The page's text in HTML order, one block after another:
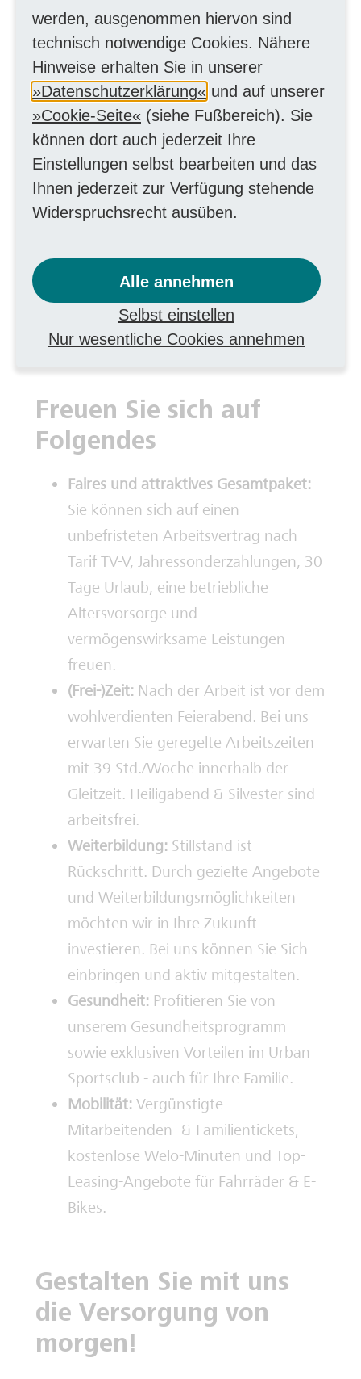
Verfahrensanweisungen sind von
Vorteil.
Kompetenzprofil:Sie arbeiten
eigenverantwortlich, strukturiert und
mit einem hohen Maß an Teamgeist.
Ihre Kommunikationsfähigkeit,
Verantwortungsbereitschaft und Ihre
selbständige Arbeitsweise zeichnen
Mobilität:Sie besitzen den
Führerschein der Klasse B und sind
bereit perspektivisch in der
Rufbereitschaft mitzuwirken.
Freuen Sie sich auf
Folgendes
Faires und attraktives Gesamtpaket:
Sie können sich auf einen
unbefristeten Arbeitsvertrag nach
Tarif TV-V, Jahressonderzahlungen, 30
Tage Urlaub, eine betriebliche
Altersvorsorge und
vermögenswirksame Leistungen
freuen.
(Frei-)Zeit: Nach der Arbeit ist vor dem
wohlverdienten Feierabend. Bei uns
erwarten Sie geregelte Arbeitszeiten
mit 39 Std./Woche innerhalb der
Gleitzeit. Heiligabend & Silvester sind
arbeitsfrei.
Weiterbildung: Stillstand ist
Rückschritt. Durch gezielte Angebote
und Weiterbildungsmöglichkeiten
möchten wir in Ihre Zukunft
investieren. Bei uns können Sie Sich
einbringen und aktiv mitgestalten.
Gesundheit: Profitieren Sie von
unserem Gesundheitsprogramm
sowie exklusiven Vorteilen im Urban
Sportsclub - auch für Ihre Familie.
Mobilität: Vergünstigte
Mitarbeitenden- & Familientickets,
kostenlose Welo-Minuten und Top-
Leasing-Angebote für Fahrräder & E-
Bikes.
Gestalten Sie mit uns
die Versorgung von
morgen!
werden, ausgenommen hiervon sind
technisch notwendige Cookies. Nähere
Hinweise erhalten Sie in unserer
Datenschutzerklärung
und auf unserer
Cookie-Seite
(siehe Fußbereich). Sie
können dort auch jederzeit Ihre
Einstellungen selbst bearbeiten und das
Ihnen jederzeit zur Verfügung stehende
Widerspruchsrecht ausüben.
Alle annehmen
Selbst einstellen
Nur wesentliche Cookies annehmen